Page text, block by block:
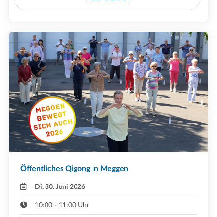
Öffentliches Qigong in Meggen
Di, 30. Juni 2026
10:00 - 11:00 Uhr